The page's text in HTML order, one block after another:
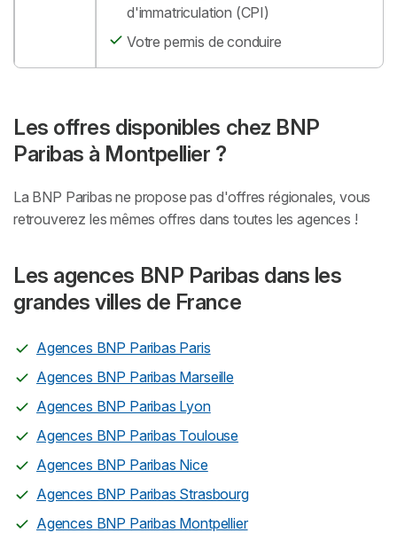
d'immatriculation (CPI)
Votre permis de conduire
Les offres disponibles chez BNP
Paribas à Montpellier ?
La BNP Paribas ne propose pas d'offres régionales, vous
retrouverez les mêmes offres dans toutes les agences !
Les agences BNP Paribas dans les
grandes villes de France
Agences BNP Paribas Paris
Agences BNP Paribas Marseille
Agences BNP Paribas Lyon
Agences BNP Paribas Toulouse
Agences BNP Paribas Nice
Agences BNP Paribas Strasbourg
Agences BNP Paribas Montpellier